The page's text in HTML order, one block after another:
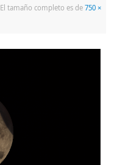
El tamaño completo es de 750 ×